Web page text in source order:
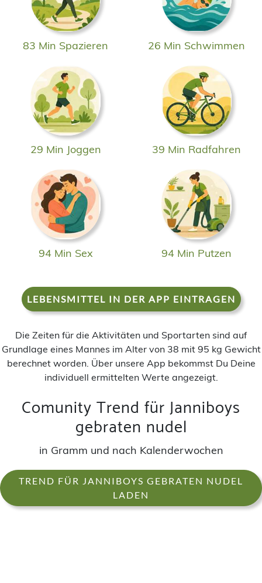
83 Min Spazieren 26 Min Schwimmen
29 Min Joggen 39 Min Radfahren
94 Min Sex 94 Min Putzen
LEBENSMITTEL IN DER APP EINTRAGEN
Die Zeiten für die Aktivitäten und Sportarten sind auf
Grundlage eines Mannes im Alter von 38 mit 95 kg Gewicht
berechnet worden. Über unsere App bekommst Du Deine
individuell ermittelten Werte angezeigt.
Comunity Trend für Janniboys
gebraten nudel
in Gramm und nach Kalenderwochen
TREND FÜR JANNIBOYS GEBRATEN NUDEL
LADEN